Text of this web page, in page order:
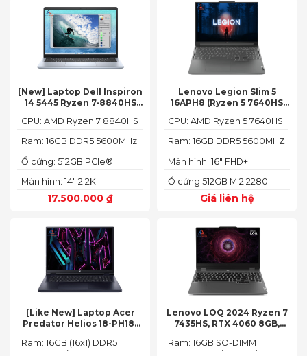
[New] Laptop Dell Inspiron
14 5445 Ryzen 7-8840HS
Radeon 780M Màn 14inch
17.500.000 ₫
Màn hình: 14" 2.2K
(2240X1400)
Ổ cứng: 512GB PCIe®
Ram: 16GB DDR5 5600MHz
CPU: AMD Ryzen 7 8840HS
Lenovo Legion Slim 5
16APH8 (Ryzen 5 7640HS
4060 16″ FHD+ 144Hz)
Giá liên hệ
Ổ cứng:512GB M.2 2280
PCIe® 4.0 x4 SSD
Màn hình: 16" FHD+
(1920x1200) IPS
Ram: 16GB DDR5 5600MHZ
CPU: AMD Ryzen 5 7640HS
[Like New] Laptop Acer
Predator Helios 18-PH18-
13700HX, RTX 4060 8GB,
Ram: 16GB (16x1) DDR5
4800MHz (2x SO-DIMM
Lenovo LOQ 2024 Ryzen 7
7435HS, RTX 4060 8GB,
144Hz, 100% sRGB
Ram: 16GB SO-DIMM
DDR5-5600 (max 64)